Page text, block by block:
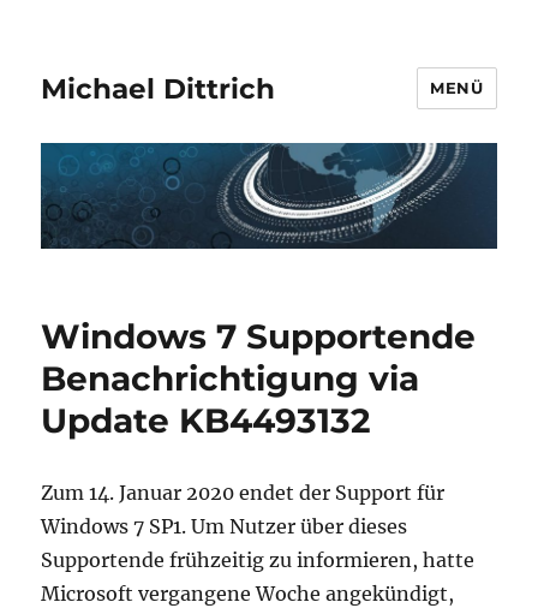
Michael Dittrich MENÜ
Windows 7 Supportende
Benachrichtigung via
Update KB4493132
Zum 14. Januar 2020 endet der Support für
Windows 7 SP1. Um Nutzer über dieses
Supportende frühzeitig zu informieren, hatte
Microsoft vergangene Woche angekündigt,